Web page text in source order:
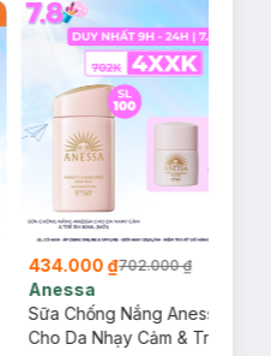
434.000 ₫702.000 ₫
Anessa
Sữa Chống Nắng Anessa
Cho Da Nhạy Cảm & Trẻ Em